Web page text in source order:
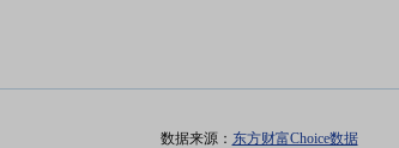
数据来源： 东方财富Choice数据